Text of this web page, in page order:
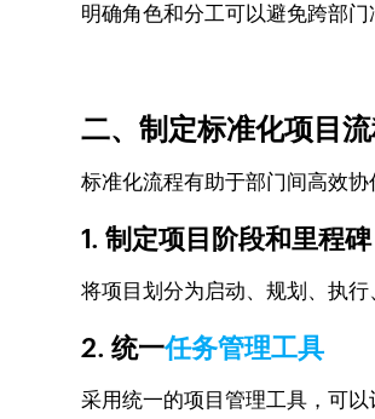
明确角色和分工可以避免跨部门
二、制定标准化项目
标准化流程有助于部门间高效协
1. 制定项目阶段和里程碑
将项目划分为启动、规划、执
2. 统一任务管理工具
采用统一的项目管理工具，可